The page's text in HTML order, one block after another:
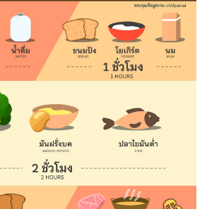
ทาง
บัติงาน
งเรียนการเรือน
เรือน
รง่าย ๆ สไตล์เด็กหอ